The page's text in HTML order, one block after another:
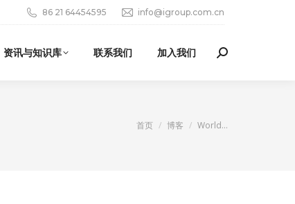
86 21 64454595 info@igroup.com.cn
资讯与知识库 联系我们 加入我们 Search:
您在这里：
首页 博客 World…